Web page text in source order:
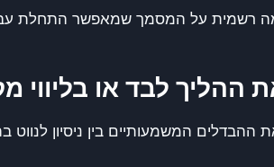
רשמית על המסמך שמאפשר התחלת
ההליך לבד או בליווי
המשמעותיים בין ניסיון לנווט